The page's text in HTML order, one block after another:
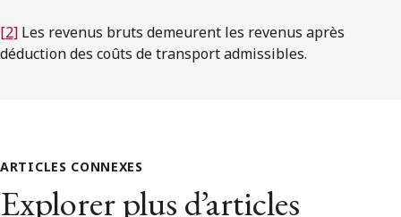
[2] Les revenus bruts demeurent les revenus après
déduction des coûts de transport admissibles.
ARTICLES CONNEXES
Explorer plus d’articles